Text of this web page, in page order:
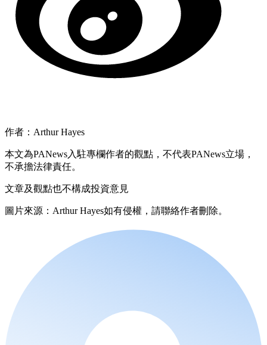
作者：Arthur Hayes
本文為PANews入駐專欄作者的觀點，不代表PANews立場，
不承擔法律責任。
文章及觀點也不構成投資意見
圖片來源：Arthur Hayes如有侵權，請聯絡作者刪除。